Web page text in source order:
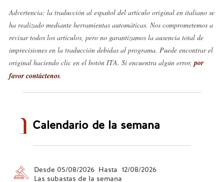
Advertencia: la traducción al español del artículo original en italiano se
ha realizado mediante herramientas automáticas. Nos comprometemos a
revisar todos los artículos, pero no garantizamos la ausencia total de
imprecisiones en la traducción debidas al programa. Puede encontrar el
original haciendo clic en el botón ITA. Si encuentra algún error, por
favor contáctenos.
Calendario de la semana
Desde 05/08/2026 Hasta 12/08/2026
Las subastas de la semana